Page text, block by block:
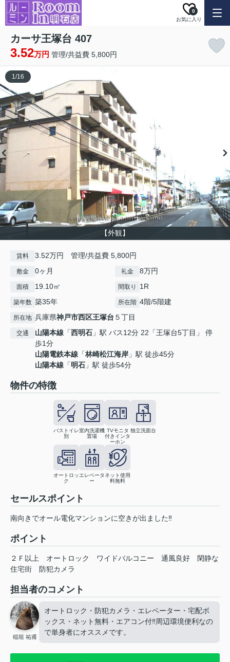
お気に入り
0
カーサ王塚台 407
3.52万円 管理/共益費 5,800円
【外観】
1/16
賃料 3.52万円 管理/共益費 5,800円
敷金 0ヶ月 礼金 8万円
面積 19.10㎡ 間取り 1R
築年数 築35年 所在階 4階/5階建
所在地 兵庫県神戸市西区王塚台 ５丁目
交通 山陽本線 「西明石 」駅 バス12分 22「王塚台5丁目」 停
歩1分
山陽電鉄本線 「林崎松江海岸 」駅 徒歩45分
山陽本線 「明石 」駅 徒歩54分
物件の特徴
バストイレ
別
室内洗濯機
置場
TVモニタ
付きインタ
ーホン
独立洗面台
オートロッ
ク
エレベータ
ー
ネット使用
料無料
セールスポイント
南向きでオール電化マンションに空きが出ました‼
ポイント
２Ｆ以上 オートロック ワイドバルコニー 通風良好
閑静な
住宅街
防犯カメラ
担当者のコメント
稲垣 祐甫
オートロック・防犯カメラ・エレベーター・宅配ボ
ックス・ネット無料・エアコン付‼周辺環境便利なの
で単身者にオススメです。